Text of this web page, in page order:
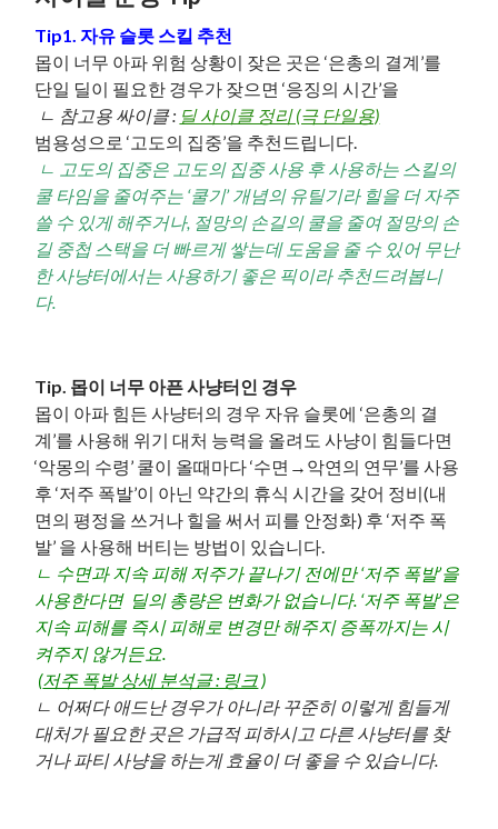
Tip1. 자유 슬롯 스킬 추천
몹이 너무 아파 위험 상황이 잦은 곳은 ‘은총의 결계’를
단일 딜이 필요한 경우가 잦으면 ‘응징의 시간’을
ㄴ 참고용 싸이클 : 딜 사이클 정리 (극 단일용)
범용성으로 ‘고도의 집중’을 추천드립니다.
ㄴ 고도의 집중은 고도의 집중 사용 후 사용하는 스킬의
쿨 타임을 줄여주는 ‘쿨기’ 개념의 유틸기라 힐을 더 자주
쓸 수 있게 해주거나, 절망의 손길의 쿨을 줄여 절망의 손
길 중첩 스택을 더 빠르게 쌓는데 도움을 줄 수 있어 무난
한 사냥터에서는 사용하기 좋은 픽이라 추천드려봅니
다.
Tip. 몹이 너무 아픈 사냥터인 경우
몹이 아파 힘든 사냥터의 경우 자유 슬롯에 ‘은총의 결
계’를 사용해 위기 대처 능력을 올려도 사냥이 힘들다면
‘악몽의 수령’ 쿨이 올때마다 ‘수면→악연의 연무’를 사용
후 ‘저주 폭발’이 아닌 약간의 휴식 시간을 갖어 정비(내
면의 평정을 쓰거나 힐을 써서 피를 안정화) 후 ‘저주 폭
발’ 을 사용해 버티는 방법이 있습니다.
ㄴ 수면과 지속 피해 저주가 끝나기 전에만 ‘저주 폭발’을
사용한다면 딜의 총량은 변화가 없습니다. ‘저주 폭발’은
지속 피해를 즉시 피해로 변경만 해주지 증폭까지는 시
켜주지 않거든요.
(저주 폭발 상세 분석글 : 링크 )
ㄴ 어쩌다 애드난 경우가 아니라 꾸준히 이렇게 힘들게
대처가 필요한 곳은 가급적 피하시고 다른 사냥터를 찾
거나 파티 사냥을 하는게 효율이 더 좋을 수 있습니다.